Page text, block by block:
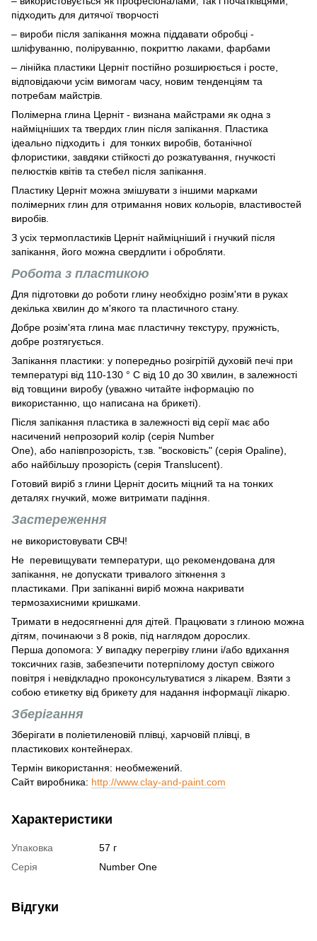
підходить для дитячої творчості
– вироби після запікання можна піддавати обробці -
шліфуванню, поліруванню, покриттю лаками, фарбами
– лінійка пластики Церніт постійно розширюється і росте,
відповідаючи усім вимогам часу, новим тенденціям та
потребам майстрів.
Полімерна глина Церніт - визнана майстрами як одна з
найміцніших та твердих глин після запікання. Пластика
ідеально підходить і для тонких виробів, ботанічної
флористики, завдяки стійкості до розкатування, гнучкості
пелюстків квітів та стебел після запікання.
Пластику Церніт можна змішувати з іншими марками
полімерних глин для отримання нових кольорів, властивостей
виробів.
З усіх термопластиків Церніт найміцніший і гнучкий після
запікання, його можна свердлити і обробляти.
Робота з пластикою
Для підготовки до роботи глину необхідно розім'яти в руках
декілька хвилин до м'якого та пластичного стану.
Добре розім'ята глина має пластичну текстуру, пружність,
добре розтягується.
Запікання пластики: у попередньо розігрітій духовій печі при
температурі від 110-130 ° C від 10 до 30 хвилин, в залежності
від товщини виробу (уважно читайте інформацію по
використанню, що написана на брикеті).
Після запікання пластика в залежності від серії має або
насичений непрозорий колір (серія Number
One), або напівпрозорість, т.зв. "восковість" (серія Opaline),
або найбільшу прозорість (серія Translucent).
Готовий виріб з глини Церніт досить міцний та на тонких
деталях гнучкий, може витримати падіння.
Застереження
не використовувати СВЧ!
Не перевищувати температури, що рекомендована для
запікання, не допускати тривалого зіткнення з
пластиками. При запіканні виріб можна накривати
термозахисними кришками.
Тримати в недосягненні для дітей. Працювати з глиною можна
дітям, починаючи з 8 років, під наглядом дорослих.
Перша допомога: У випадку перегріву глини і/або вдихання
токсичних газів, забезпечити потерпілому доступ свіжого
повітря і невідкладно проконсультуватися з лікарем. Взяти з
собою етикетку від брикету для надання інформації лікарю.
Зберігання
Зберігати в поліетиленовій плівці, харчовій плівці, в
пластикових контейнерах.
Термін використання: необмежений.
Сайт виробника: http://www.clay-and-paint.com
Характеристики
Упаковка
57 г
Серія
Number One
Відгуки